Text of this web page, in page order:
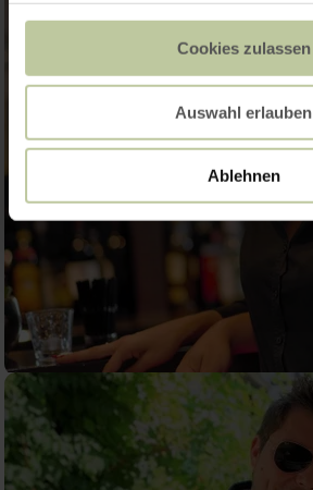
Cookies zulassen
Auswahl erlauben
Ablehnen